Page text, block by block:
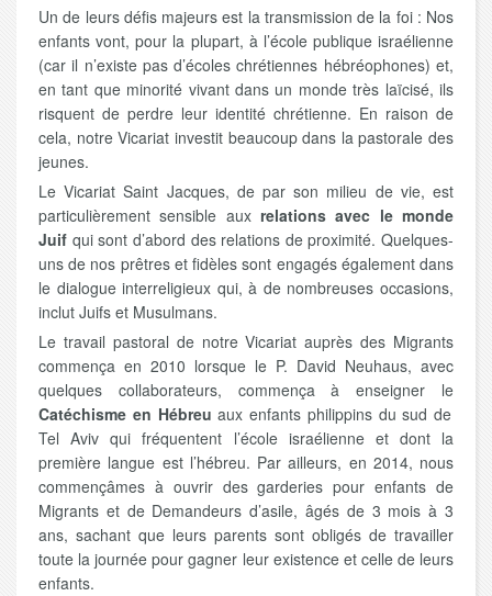
Un de leurs défis majeurs est la transmission de la foi : Nos
enfants vont, pour la plupart, à l’école publique israélienne
(car il n’existe pas d’écoles chrétiennes hébréophones) et,
en tant que minorité vivant dans un monde très laïcisé, ils
risquent de perdre leur identité chrétienne. En raison de
cela, notre Vicariat investit beaucoup dans la pastorale des
jeunes.
Le Vicariat Saint Jacques, de par son milieu de vie, est
particulièrement sensible aux relations avec le monde
Juif qui sont d’abord des relations de proximité. Quelques-
uns de nos prêtres et fidèles sont engagés également dans
le dialogue interreligieux qui, à de nombreuses occasions,
inclut Juifs et Musulmans.
Le travail pastoral de notre Vicariat auprès des Migrants
commença en 2010 lorsque le P. David Neuhaus, avec
quelques collaborateurs, commença à enseigner le
Catéchisme en Hébreu aux enfants philippins du sud de
Tel Aviv qui fréquentent l’école israélienne et dont la
première langue est l’hébreu. Par ailleurs, en 2014, nous
commençâmes à ouvrir des garderies pour enfants de
Migrants et de Demandeurs d’asile, âgés de 3 mois à 3
ans, sachant que leurs parents sont obligés de travailler
toute la journée pour gagner leur existence et celle de leurs
enfants.